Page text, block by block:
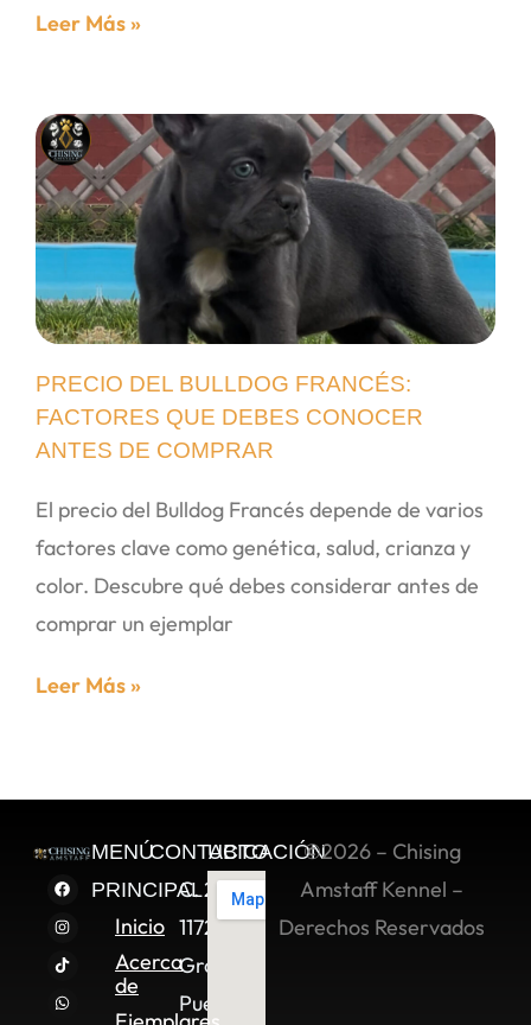
Leer Más »
PRECIO DEL BULLDOG FRANCÉS:
FACTORES QUE DEBES CONOCER
ANTES DE COMPRAR
El precio del Bulldog Francés depende de varios
factores clave como genética, salud, crianza y
color. Descubre qué debes considerar antes de
comprar un ejemplar
Leer Más »
MENÚ
PRINCIPAL
Inicio
Acerca
de
CONTACTO
C. 2 Sur
11722,
Granjas
Puebla,
UBICACIÓN©2026 – Chising
Amstaff Kennel –
Derechos Reservados